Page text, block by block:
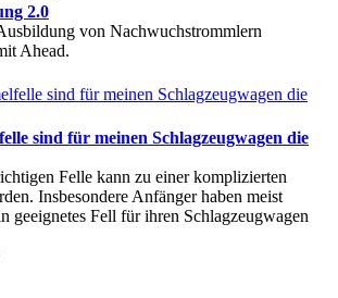
2.0
von Nachwuchstrommlern
Ahead.
sind für meinen Schlagzeugwagen die
Felle kann zu einer komplizierten
Insbesondere Anfänger haben meist
geeignetes Fell für ihren Schlagzeugwagen